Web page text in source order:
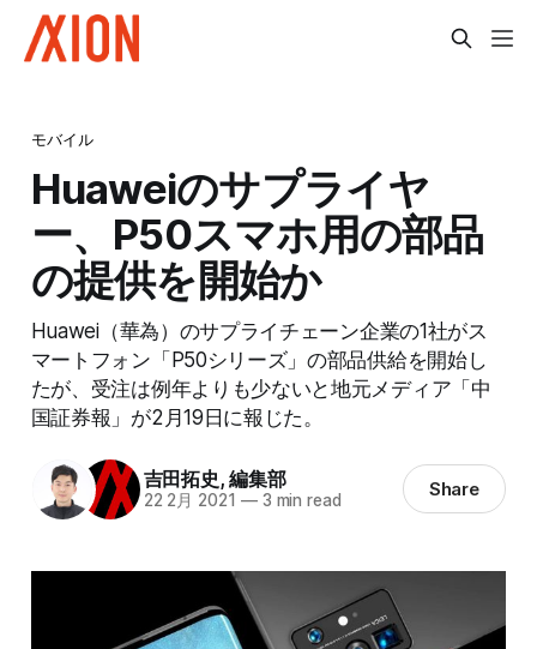
モバイル
Huaweiのサプライヤ
ー、P50スマホ用の部品
の提供を開始か
Huawei（華為）のサプライチェーン企業の1社がス
マートフォン「P50シリーズ」の部品供給を開始し
たが、受注は例年よりも少ないと地元メディア「中
国証券報」が2月19日に報じた。
吉田拓史 ,編集部
22 2月 2021 —3 min read Share